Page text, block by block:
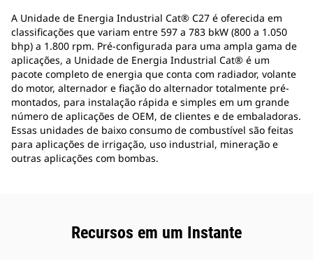
A Unidade de Energia Industrial Cat® C27 é oferecida em
classificações que variam entre 597 a 783 bkW (800 a 1.050
bhp) a 1.800 rpm. Pré-configurada para uma ampla gama de
aplicações, a Unidade de Energia Industrial Cat® é um
pacote completo de energia que conta com radiador, volante
do motor, alternador e fiação do alternador totalmente pré-
montados, para instalação rápida e simples em um grande
número de aplicações de OEM, de clientes e de embaladoras.
Essas unidades de baixo consumo de combustível são feitas
para aplicações de irrigação, uso industrial, mineração e
outras aplicações com bombas.
Recursos em um Instante